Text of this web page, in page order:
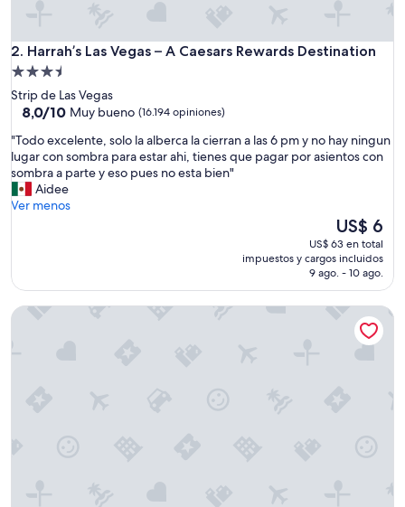
r
i
n
c
o
a
l
f
l
2. Harrah’s Las Vegas – A Caesars Rewards Destination
Harrah’s Las Vegas – A Caesars Rewards Destination
Propiedad
de
3.5
Strip de Las Vegas
8.0
10,
Muy
bueno,
(16.194
opiniones)
8,0/10 Muy bueno (16.194 opiniones)
"
T
o
d
o
l
n
"Todo excelente, solo la alberca la cierran a las 6 pm y no hay ningun
lugar con sombra para estar ahi, tienes que pagar por asientos con
sombra a parte y eso pues no esta bien"
Aidee
Ver menos
El
precio
actual
es
de
US$ 6
US$ 6
US$ 63 en total
impuestos y cargos incluidos
9 ago. - 10 ago.
Horseshoe Las Vegas